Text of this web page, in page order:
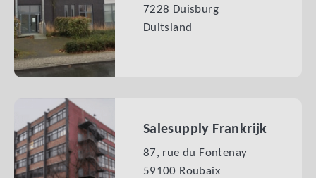
7228 Duisburg
Duitsland
Salesupply Frankrijk
87, rue du Fontenay
59100 Roubaix